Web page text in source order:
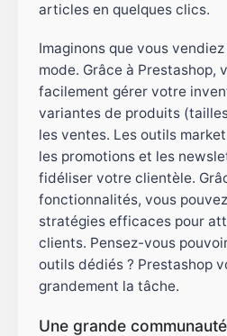
articles en quelques clics.
Imaginons que vous
mode. Grâce à Prestashop,
facilement gérer votre
variantes de produits
les ventes. Les outils
les promotions et les
fidéliser votre clientèle.
fonctionnalités, vous
stratégies efficaces pour
clients. Pensez-vous
outils dédiés ? Prestashop
grandement la tâche.
Une grande